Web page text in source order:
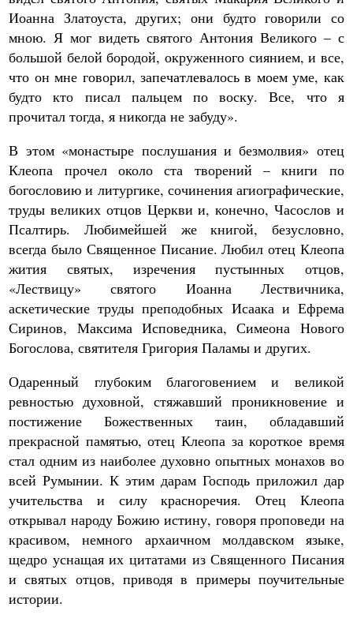
Иоанна Златоуста, других; они будто говорили со
мною. Я мог видеть святого Антония Великого – с
большой белой бородой, окруженного сиянием, и все,
что он мне говорил, запечатлевалось в моем уме, как
будто кто писал пальцем по воску. Все, что я
прочитал тогда, я никогда не забуду».
В этом «монастыре послушания и безмолвия» отец
Клеопа прочел около ста творений – книги по
богословию и литургике, сочинения агиографические,
труды великих отцов Церкви и, конечно, Часослов и
Псалтирь. Любимейшей же книгой, безусловно,
всегда было Священное Писание. Любил отец Клеопа
жития святых, изречения пустынных отцов,
«Лествицу» святого Иоанна Лествичника,
аскетические труды преподобных Исаака и Ефрема
Сиринов, Максима Исповедника, Симеона Нового
Богослова, святителя Григория Паламы и других.
Одаренный глубоким благоговением и великой
ревностью духовной, стяжавший проникновение и
постижение Божественных таин, обладавший
прекрасной памятью, отец Клеопа за короткое время
стал одним из наиболее духовно опытных монахов во
всей Румынии. К этим дарам Господь приложил дар
учительства и силу красноречия. Отец Клеопа
открывал народу Божию истину, говоря проповеди на
красивом, немного архаичном молдавском языке,
щедро уснащая их цитатами из Священного Писания
и святых отцов, приводя в примеры поучительные
истории.